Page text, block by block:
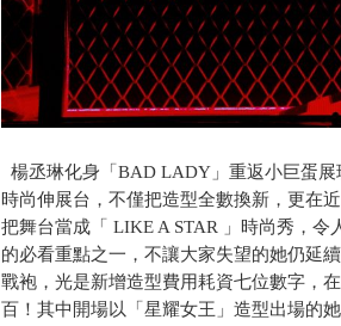
楊丞琳化身「BAD LADY」重返小巨蛋
時尚伸展台，不僅把造型全數換新，更在
把舞台當成「 LIKE A STAR 」時尚秀，
的必看重點之一，不讓大家失望的她仍延
戰袍，光是新增造型費用耗資七位數字，
百！其中開場以「星耀女王」造型出場的